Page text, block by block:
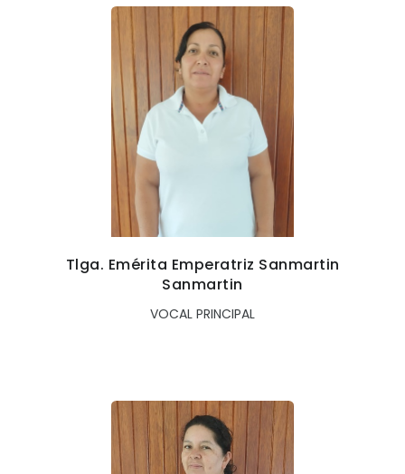
Tlga. Emérita Emperatriz Sanmartin
Sanmartin
VOCAL PRINCIPAL